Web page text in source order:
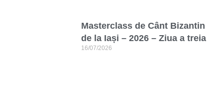
Masterclass de Cânt Bizantin
de la Iași – 2026 – Ziua a treia
16/07/2026